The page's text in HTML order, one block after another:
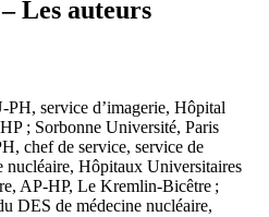
Les auteurs
PH, service d’imagerie, Hôpital
; Sorbonne Université, Paris
chef de service, service de
nucléaire, Hôpitaux Universitaires
AP-HP, Le Kremlin-Bicêtre ;
DES de médecine nucléaire,